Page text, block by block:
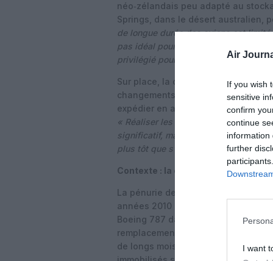
Air
If you wish
sensitive
confirm
continue
information
further
I want
néo‑zélandais peu adapté au
Springs, dans le désert australien,
de longue durée des avions est
pas idéal pour un stockage prolongé,
privilégié pour les Dreamliner
Sur place, la compagnie a travaillé
changements de moteurs Trent
expédier en atelier de révision tout
« Réaliser les changements de
significatif, mais cela nous a permis
plus tôt que s’ils étaient restés sur
Contexte : la crise mondiale des
La pénurie de moteurs Rolls‑Royce
années 2010 et au début des
Boeing 787 dans le monde,
remplacements de modules et
de longs mois. Air New Zealand n’a